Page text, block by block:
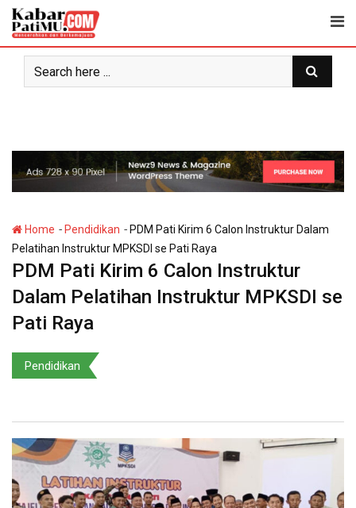
Skip
content
Home - Pendidikan - PDM Pati Kirim 6 Calon Instruktur Dalam
Pelatihan Instruktur MPKSDI se Pati Raya
PDM Pati Kirim 6 Calon Instruktur
Dalam Pelatihan Instruktur MPKSDI se
Pati Raya
Pendidikan